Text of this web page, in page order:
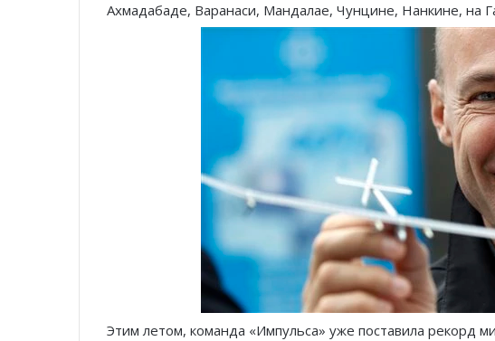
Ахмадабаде, Варанаси, Мандалае, Чунцине, Нанкине, на
Этим летом, команда «Импульса» уже поставила рекорд